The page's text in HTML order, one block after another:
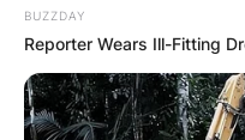
BUZZDAY
Reporter Wears Ill-Fitting